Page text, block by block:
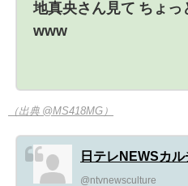
地真央さん見て ちょっ
www
（出典 @MS418MG）
日テレNEWSカ
@ntvnewsculture